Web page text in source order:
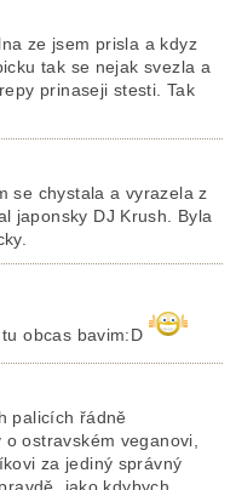
ze jsem prisla a kdyz
tak se nejak svezla a
prinaseji stesti. Tak
se chystala a vyrazela z
japonsky DJ Krush. Byla
obcas bavim:D
palicích řádně
ostravském veganovi,
za jediný správný
jako kdybych